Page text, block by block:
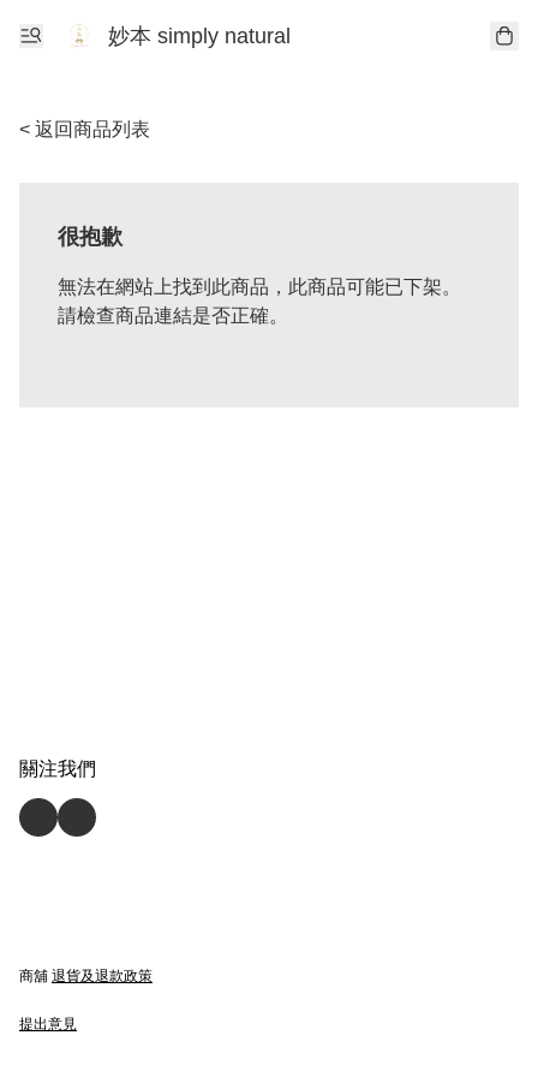
妙本 simply natural
< 返回商品列表
很抱歉
無法在網站上找到此商品，此商品可能已下架。
請檢查商品連結是否正確。
關注我們
商舖 退貨及退款政策
提出意見